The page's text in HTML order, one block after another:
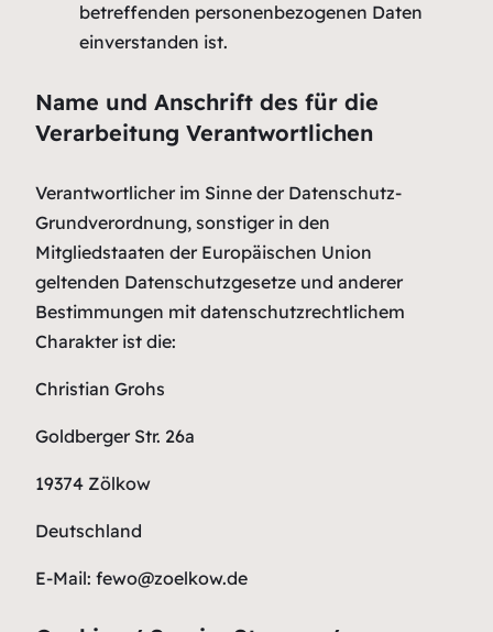
betreffenden personenbezogenen Daten
einverstanden ist.
Name und Anschrift des für die
Verarbeitung Verantwortlichen
Verantwortlicher im Sinne der Datenschutz-
Grundverordnung, sonstiger in den
Mitgliedstaaten der Europäischen Union
geltenden Datenschutzgesetze und anderer
Bestimmungen mit datenschutzrechtlichem
Charakter ist die:
Christian Grohs
Goldberger Str. 26a
19374 Zölkow
Deutschland
E-Mail: fewo@zoelkow.de